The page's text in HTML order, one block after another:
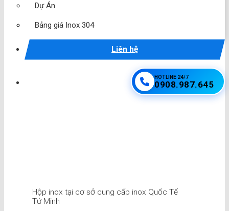
Dự Án
Bảng giá Inox 304
Liên hệ
HOTLINE 24/7
0908.987.645
Hộp inox tại cơ sở cung cấp inox Quốc Tế
Tứ Minh